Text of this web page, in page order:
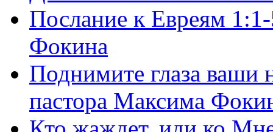
Послание к Евреям
Фокина
Поднимите глаза ваши
пастора Максима